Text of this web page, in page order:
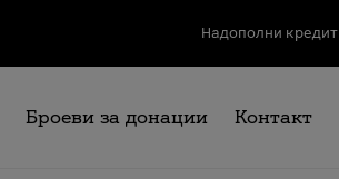
Надополни кредит
Броеви за донации Контакт